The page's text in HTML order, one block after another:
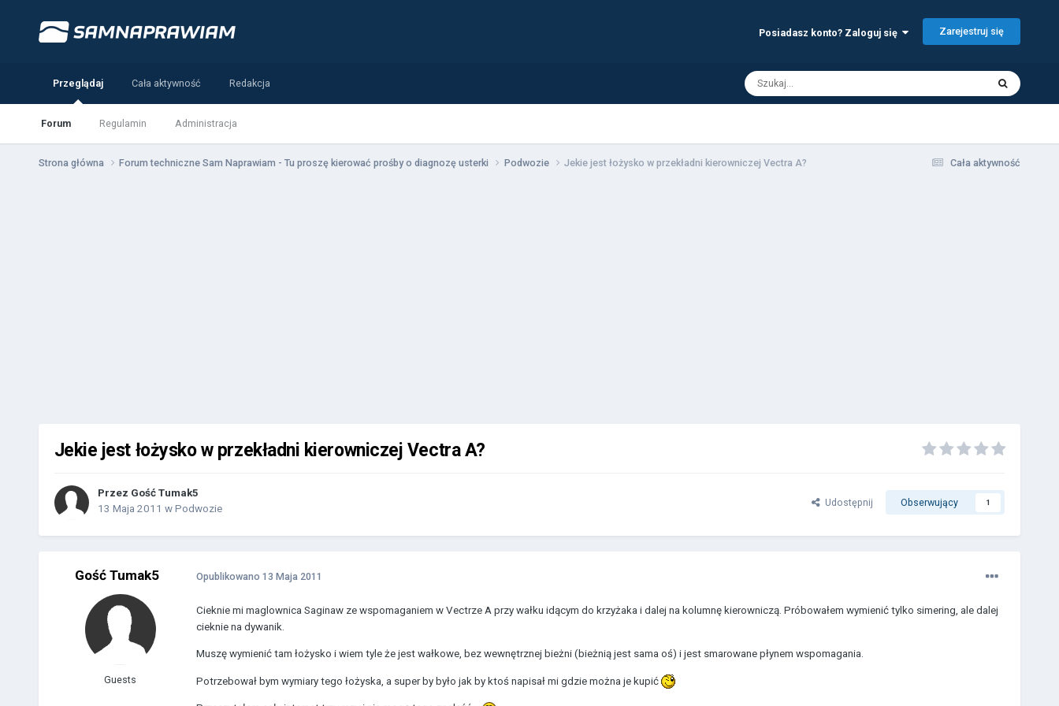
Posiadasz konto? Zaloguj się Zarejestruj się
Przeglądaj
Forum Regulamin Administracja
Cała aktywność Redakcja
Cała aktywność
Strona główna Forum techniczne Sam Naprawiam - Tu proszę kierować prośby o diagnozę usterki Podwozie Jekie jest łożysko w przekładni kierowniczej Vectra A?
Jekie jest łożysko w przekładni kierowniczej Vectra A?
Przez Gość Tumak5
13 Maja 2011 w Podwozie Udostępnij Obserwujący 1
Gość Tumak5
Guests
Opublikowano 13 Maja 2011
Cieknie mi maglownica Saginaw ze wspomaganiem w Vectrze A przy wałku idącym do krzyżaka i dalej na kolumnę kierowniczą. Próbowałem wymienić tylko simering, ale dalej
cieknie na dywanik.
Muszę wymienić tam łożysko i wiem tyle że jest wałkowe, bez wewnętrznej bieżni (bieżnią jest sama oś) i jest smarowane płynem wspomagania.
Potrzebował bym wymiary tego łożyska, a super by było jak by ktoś napisał mi gdzie można je kupić